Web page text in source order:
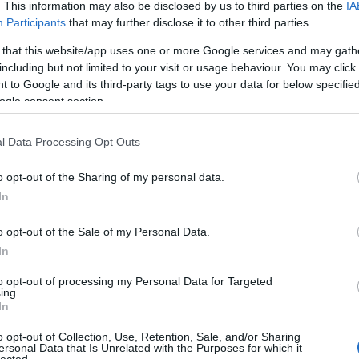
This information may also be disclosed by us to third parties on the
Participants that may further disclose it to other third parties.
that this website/app uses one or more Google services and may
but not limited to your visit or usage behaviour. You may
to Google and its third-party tags to use your data for below
consent section.
Data Processing Opt Outs
opt-out of the Sharing of my personal data.
opt-out of the Sale of my Personal Data.
opt-out of processing my Personal Data for Targeted
opt-out of Collection, Use, Retention, Sale, and/or Sharing
Data that Is Unrelated with the Purposes for which it
aHírlevélfeliratkozás mellé!
Vacsorákreceptfüzet